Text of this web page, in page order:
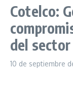
Cotelco:
del sector
10 de septiembre